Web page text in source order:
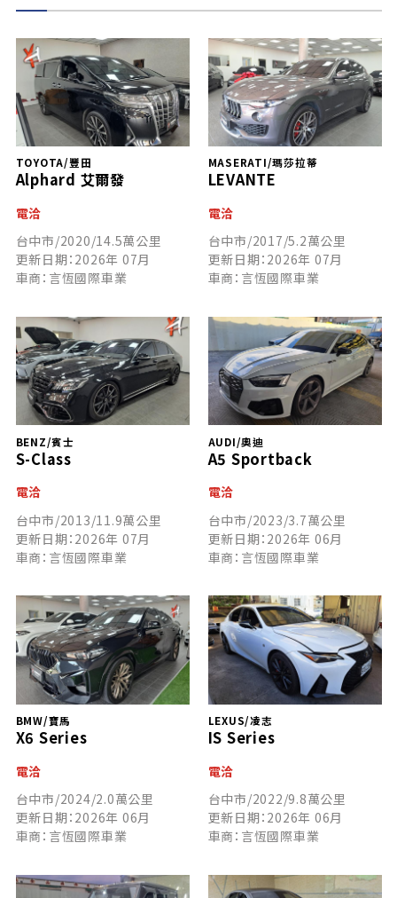
TOYOTA/豐田
Alphard 艾爾發
電洽
台中市/2020/14.5萬公里
更新日期：2026年 07月
車商：言恆國際車業
MASERATI/瑪莎拉蒂
LEVANTE
電洽
台中市/2017/5.2萬公里
更新日期：2026年 07月
車商：言恆國際車業
BENZ/賓士
S-Class
電洽
台中市/2013/11.9萬公里
更新日期：2026年 07月
車商：言恆國際車業
AUDI/奧迪
A5 Sportback
電洽
台中市/2023/3.7萬公里
更新日期：2026年 06月
車商：言恆國際車業
BMW/寶馬
X6 Series
電洽
台中市/2024/2.0萬公里
更新日期：2026年 06月
車商：言恆國際車業
LEXUS/凌志
IS Series
電洽
台中市/2022/9.8萬公里
更新日期：2026年 06月
車商：言恆國際車業